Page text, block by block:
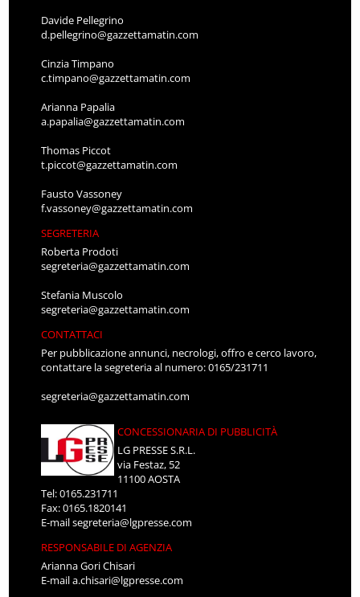
Davide Pellegrino
d.pellegrino@gazzettamatin.com
Cinzia Timpano
c.timpano@gazzettamatin.com
Arianna Papalia
a.papalia@gazzettamatin.com
Thomas Piccot
t.piccot@gazzettamatin.com
Fausto Vassoney
f.vassoney@gazzettamatin.com
SEGRETERIA
Roberta Prodoti
segreteria@gazzettamatin.com
Stefania Muscolo
segreteria@gazzettamatin.com
CONTATTACI
Per pubblicazione annunci, necrologi, offro e cerco lavoro,
contattare la segreteria al numero: 0165/231711
segreteria@gazzettamatin.com
CONCESSIONARIA DI PUBBLICITÀ
LG PRESSE S.R.L.
via Festaz, 52
11100 AOSTA
Tel: 0165.231711
Fax: 0165.1820141
E-mailsegreteria@lgpresse.com
RESPONSABILE DI AGENZIA
Arianna Gori Chisari
E-maila.chisari@lgpresse.com